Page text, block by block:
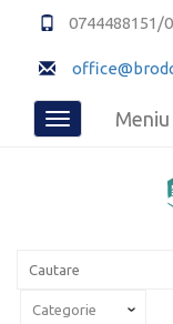
0744488151/
Toggle
Meniu